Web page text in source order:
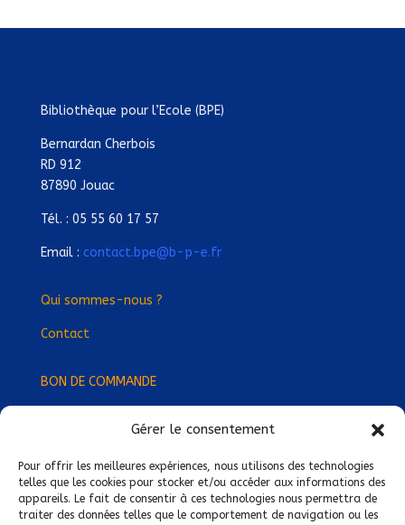
Gérer le consentement
Pour offrir les meilleures expériences, nous utilisons des technologies
telles que les cookies pour stocker et/ou accéder aux informations des
appareils. Le fait de consentir à ces technologies nous permettra de
traiter des données telles que le comportement de navigation ou les
Bibliothèque pour l’Ecole (BPE)
Bernardan Cherbois
RD 912
87890 Jouac
Tél. : 05 55 60 17 57
Email : contact.bpe@b-p-e.fr
Qui sommes-nous ?
Contact
BON DE COMMANDE
Devenez Délégué·e Régional·e !
Trouvez-nous près de chez vous !
Mentions légales